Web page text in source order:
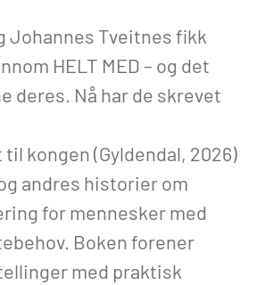
Johannes Tveitnes fikk
HELT MED – og det
deres. Nå har de skrevet
kongen (Gyldendal, 2026)
andres historier om
for mennesker med
Boken forener
med praktisk